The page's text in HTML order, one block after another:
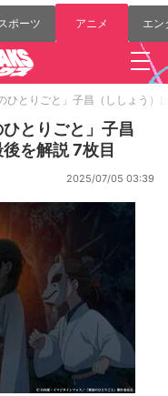
ポーツ アニメ エン
ひとりごと」子昌（ししょう）
ひとりごと」子昌
を解説 7枚目
2025/07/05 03:39